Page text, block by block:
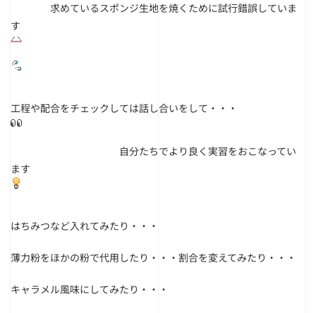
求めているスポンジ生地を焼くために試行錯誤していま
す
工程や配合をチェックしては話し合いをして・・・
自分たちでより良く実習をおこなってい
ます
はちみつなど入れてみたり・・・
薄力粉をほかの粉で代用したり・・・割合を変えてみたり・・・
キャラメル風味にしてみたり・・・